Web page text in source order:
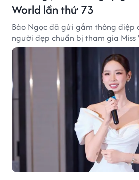
World lần thứ 73
Bảo Ngọc đã gửi gắm thông điệp
người đẹp chuẩn bị tham gia Miss